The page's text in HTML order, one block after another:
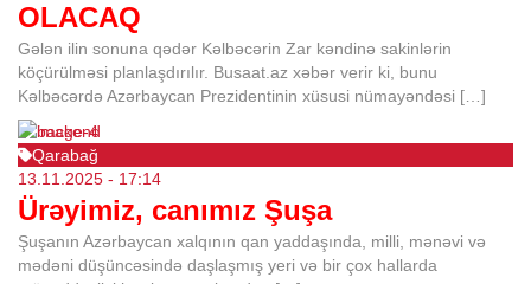
OLACAQ
Gələn ilin sonuna qədər Kəlbəcərin Zar kəndinə sakinlərin
köçürülməsi planlaşdırılır. Busaat.az xəbər verir ki, bunu
Kəlbəcərdə Azərbaycan Prezidentinin xüsusi nümayəndəsi […]
Qarabağ
13.11.2025 - 17:14
Ürəyimiz, canımız Şuşa
Şuşanın Azərbaycan xalqının qan yaddaşında, milli, mənəvi və
mədəni düşüncəsində daşlaşmış yeri və bir çox hallarda